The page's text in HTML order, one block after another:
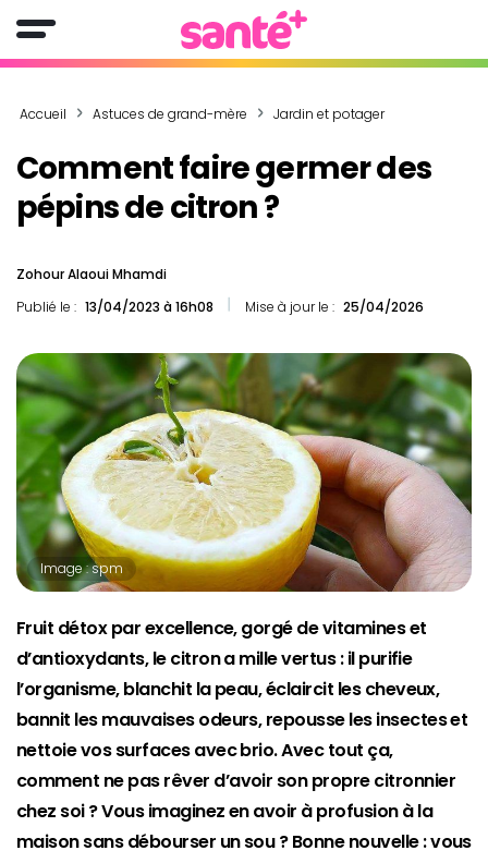
Accueil Astuces de grand-mère Jardin et potager
Comment faire germer des
pépins de citron ?
Zohour Alaoui Mhamdi
Publié le : 13/04/2023 à 16h08 Mise à jour le : 25/04/2026
Image : spm
Fruit détox par excellence, gorgé de vitamines et
d’antioxydants, le citron a mille vertus : il purifie
l’organisme, blanchit la peau, éclaircit les cheveux,
bannit les mauvaises odeurs, repousse les insectes et
nettoie vos surfaces avec brio. Avec tout ça,
comment ne pas rêver d’avoir son propre citronnier
chez soi ? Vous imaginez en avoir à profusion à la
maison sans débourser un sou ? Bonne nouvelle : vous